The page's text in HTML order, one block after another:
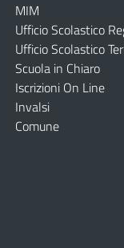
MIM
Ufficio Scolastico
Ufficio Scolastico
Scuola in Chiaro
Iscrizioni On Line
Invalsi
Comune